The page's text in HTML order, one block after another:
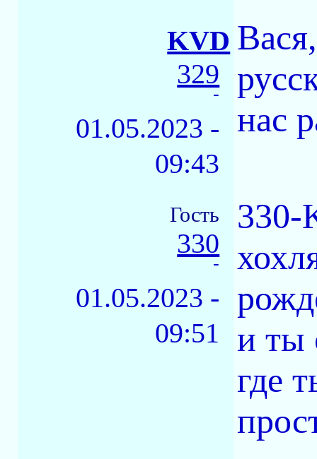
KVD
329
-
01.05.2023 -
09:43
нас
Гость
330
-
01.05.2023 -
09:51
330-
и ты
где